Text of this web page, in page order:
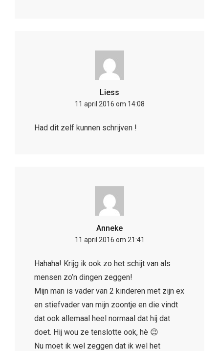
Liess
11 april 2016 om 14:08
Had dit zelf kunnen schrijven !
Anneke
11 april 2016 om 21:41
Hahaha! Krijg ik ook zo het schijt van als
mensen zo’n dingen zeggen!
Mijn man is vader van 2 kinderen met zijn ex
en stiefvader van mijn zoontje en die vindt
dat ook allemaal heel normaal dat hij dat
doet. Hij wou ze tenslotte ook, hè 😉
Nu moet ik wel zeggen dat ik wel het